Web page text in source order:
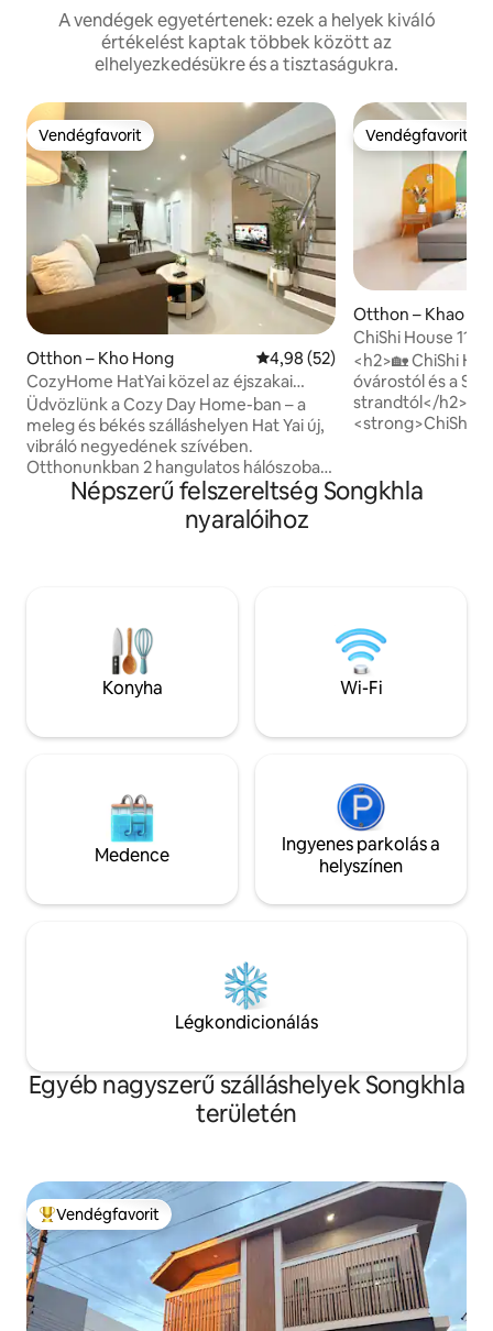
A vendégek egyetértenek: ezek a helyek kiváló
értékelést kaptak többek között az
elhelyezkedésükre és a tisztaságukra.
Vendégfavorit
Vendégfavorit
Otthon – Kho Hong Átlagos értékelés: 5/4,98, 52
4,98 (52)
CozyHome HatYai közel az éjszakai
piachoz 7e ingyenes parkolás
Üdvözlünk a Cozy Day Home-ban – a
meleg és békés szálláshelyen Hat Yai új,
vibráló negyedének szívében.
Otthonunkban 2 hangulatos hálószoba
található king-size ágyakkal és egy
emeletes ággyal, amelyek tökéletesek
legfeljebb 6 vendég számára. Extra
Csak egy rövid sétányira van a Small
Night Market, és mindössze 3–4 perces
autóútra a Hat Yai Village Community
eltöltött időd.
Vendégfavorit
Vendégfavorit
Otthon – Khao
ChiShi House 11
Samila strandtól
<h2>🏡 ChiShi
óvárostól és a
strandtól</
<strong>ChiShi
alkalmas.
átgondoltan
környéken
egyensúlyt
és a valódi
</p>
Népszerű felszereltség Songkhla
nyaralóihoz
Konyha Wi-Fi
Medence
Ingyenes parkolás a
helyszínen
Légkondicionálás
Egyéb nagyszerű szálláshelyek Songkhla
területén
Kiemelt vendégfavorit
Vendégfavorit